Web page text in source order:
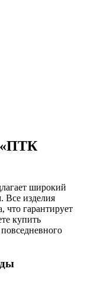
«ПТК
широкий
Все изделия
что гарантирует
купить